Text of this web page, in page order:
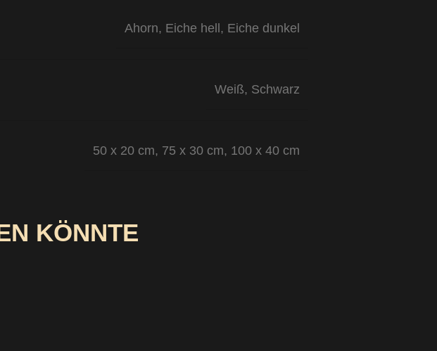
Ahorn, Eiche hell, Eiche dunkel
Weiß, Schwarz
50 x 20 cm, 75 x 30 cm, 100 x 40 cm
KÖNNTE